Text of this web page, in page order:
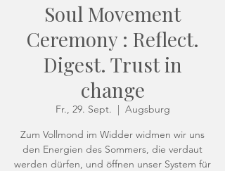
Soul Movement
Ceremony : Reflect.
Digest. Trust in
change
Fr., 29. Sept.
  |
Augsburg
Zum Vollmond im Widder widmen wir uns
den Energien des Sommers, die verdaut
werden dürfen, und öffnen unser System für